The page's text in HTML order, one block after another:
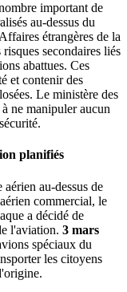
important de
au-dessus du
étrangères de la
secondaires liés
abattues. Ces
et contenir des
Le ministère des
ne manipuler aucun
planifiés
au-dessus de
commercial, le
a décidé de
l'aviation. 3 mars
spéciaux du
les citoyens